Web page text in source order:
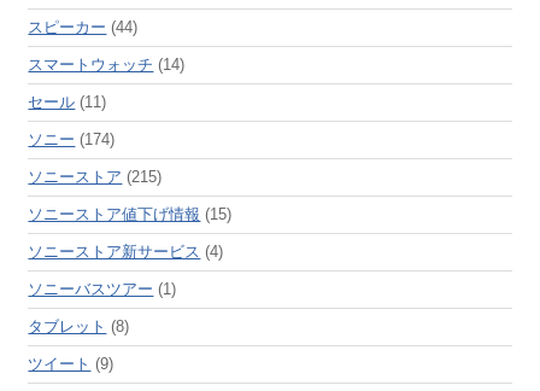
スピーカー (44)
スマートウォッチ (14)
セール (11)
ソニー (174)
ソニーストア (215)
ソニーストア値下げ情報 (15)
ソニーストア新サービス (4)
ソニーバスツアー (1)
タブレット (8)
ツイート (9)